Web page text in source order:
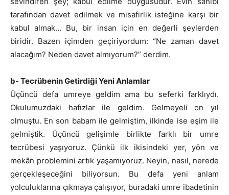
tarafından davet edilmek ve misafirlik isteğine karşı bir
kabul almak… Bu, bir insan için en değerli şeylerden
biridir. Bazen içimden geçiriyordum: “Ne zaman davet
alacağım? Neden davet almıyorum?” derdim.
b- Tecrübenin Getirdiği Yeni Anlamlar
Üçüncü defa umreye geldim ama bu seferki farklıydı.
Okulumuzdaki hafızlar ile geldim. Gelmeyeli on yıl
olmuştu. En son babam ile gelmiştim, ilkinde ise eşim ile
gelmiştik. Üçüncü gelişimle birlikte farklı bir umre
tecrübesi yaşıyoruz. Çünkü ilk ikisindeki yer, yön ve
mekân problemini artık yaşamıyoruz. Neyin, nasıl, nerede
gerçekleşeceğini biliyorsun. Bu defa yeni anlam
yolculuklarına çıkmaya çalışıyor, buradaki umre ibadetinin